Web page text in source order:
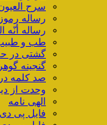
سرح
رساله
رساله أنّه
طب و
گشتی در
گنجینه
صد کلمه
وحدت از
الهی نامه
فایل پی